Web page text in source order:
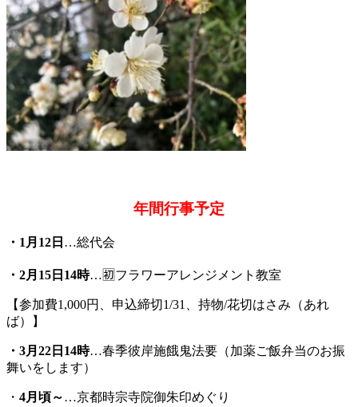
年間行事予定
・1月12日 …総代会
・2月15日14時…🈠フラワーアレンジメント教室
【参加費1,000円、申込締切1/31、持物/花切はさみ（あれ
ば）】
・3月22日14時…春季彼岸施餓鬼法要（加薬ご飯弁当のお振
舞いをします）
・ 4月頃～…京都時宗寺院御朱印めぐり